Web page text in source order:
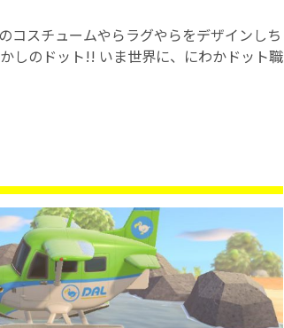
コスチュームやらラグやらをデザインしち
しのドット!! いま世界に、にわかドット職